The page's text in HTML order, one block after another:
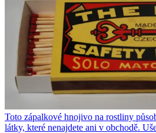
Toto zápalkové hnojivo na rostliny
látky, které nenajdete ani v obchodě.